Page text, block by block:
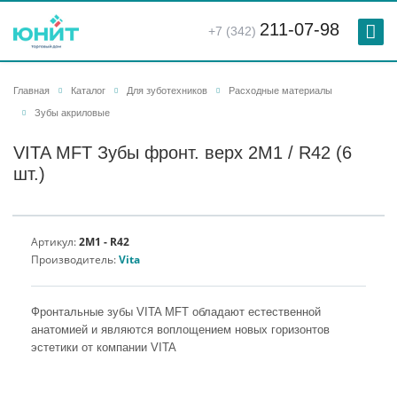
+7 (342) 211-07-98
Главная Каталог Для зуботехников Расходные материалы
Зубы акриловые
VITA MFT Зубы фронт. верх 2M1 / R42 (6
шт.)
Артикул:2M1 - R42
Производитель:Vita
Фронтальные зубы VITA MFT обладают естественной
анатомией и являются воплощением новых горизонтов
эстетики от компании VITA